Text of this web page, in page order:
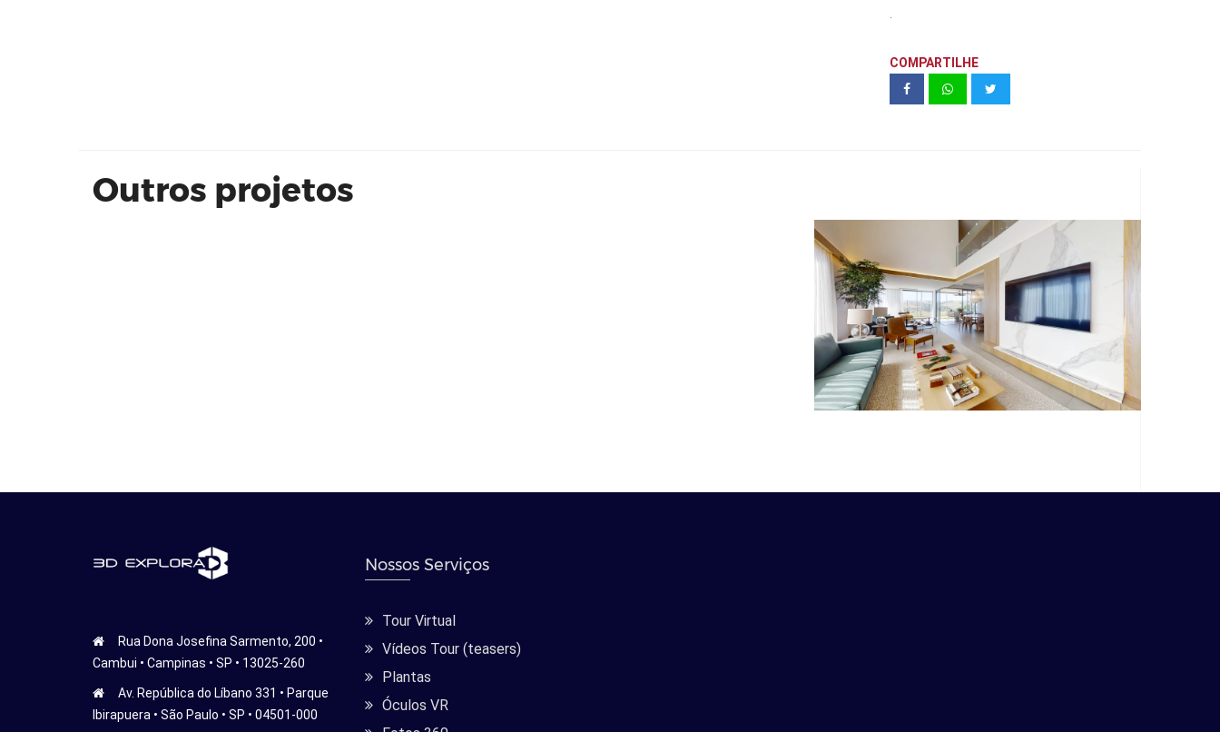
COMPARTILHE
Outros projetos
Casas Alphaville Dom Pedro 0
Rua Dona Josefina Sarmento, 200 •
Cambui • Campinas • SP • 13025-260
Av. República do Líbano 331 • Parque
Ibirapuera • São Paulo • SP • 04501-000
Nossos Serviços
Tour Virtual
Vídeos Tour (teasers)
Plantas
Óculos VR